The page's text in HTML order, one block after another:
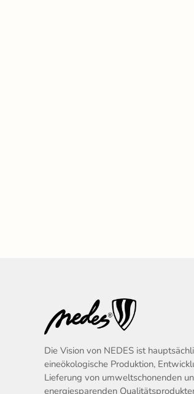
Die Vision von NEDES ist
eineökologische Produktion,
Lieferung von umweltschonenden
energiesparenden